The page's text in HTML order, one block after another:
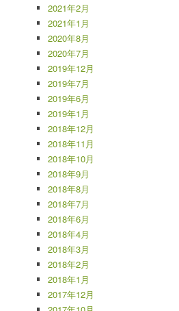
2021年2月
2021年1月
2020年8月
2020年7月
2019年12月
2019年7月
2019年6月
2019年1月
2018年12月
2018年11月
2018年10月
2018年9月
2018年8月
2018年7月
2018年6月
2018年4月
2018年3月
2018年2月
2018年1月
2017年12月